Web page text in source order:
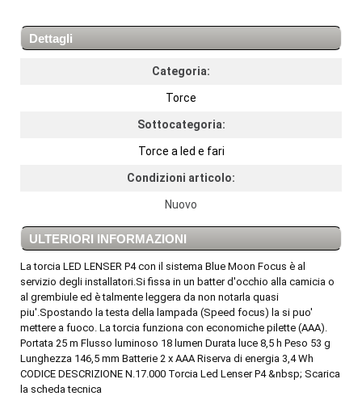
Dettagli
Categoria:
Torce
Sottocategoria:
Torce a led e fari
Condizioni articolo:
Nuovo
ULTERIORI INFORMAZIONI
La torcia LED LENSER P4 con il sistema Blue Moon Focus è al
servizio degli installatori.Si fissa in un batter d'occhio alla camicia o
al grembiule ed è talmente leggera da non notarla quasi
piu'.Spostando la testa della lampada (Speed focus) la si puo'
mettere a fuoco. La torcia funziona con economiche pilette (AAA).
Portata 25 m Flusso luminoso 18 lumen Durata luce 8,5 h Peso 53 g
Lunghezza 146,5 mm Batterie 2 x AAA Riserva di energia 3,4 Wh
CODICE DESCRIZIONE N.17.000 Torcia Led Lenser P4 &nbsp; Scarica
la scheda tecnica